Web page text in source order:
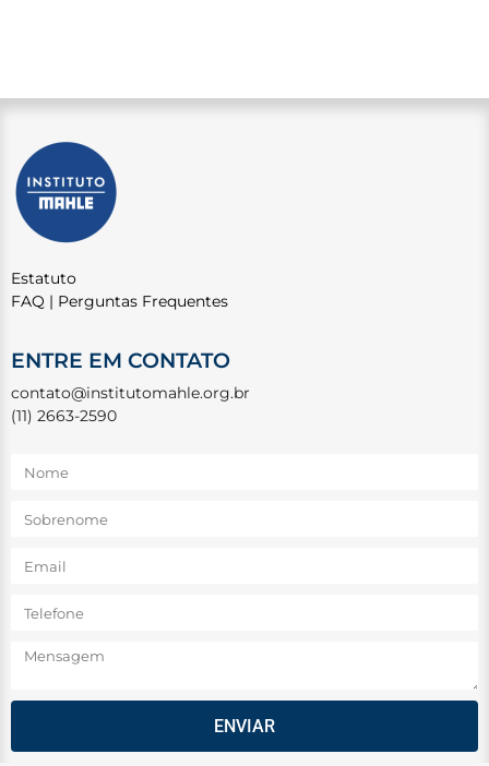
Estatuto
FAQ | Perguntas Frequentes
ENTRE EM CONTATO
contato@institutomahle.org.br
(11) 2663-2590
ENVIAR